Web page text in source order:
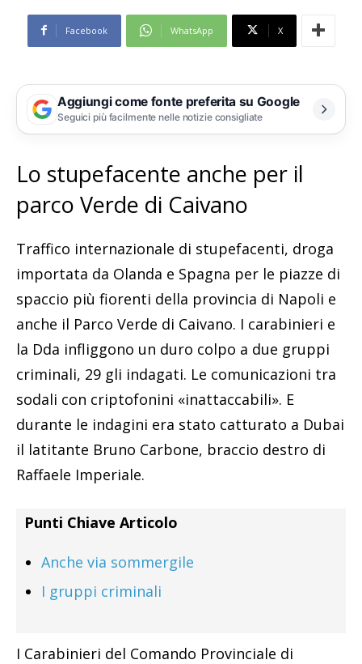
Facebook WhatsApp X
Aggiungi come fonte preferita su Google
Seguici più facilmente nelle notizie consigliate
Lo stupefacente anche per il
parco Verde di Caivano
Traffico internazionale di stupefacenti, droga
importata da Olanda e Spagna per le piazze di
spaccio più fiorenti della provincia di Napoli e
anche il Parco Verde di Caivano. I carabinieri e
la Dda infliggono un duro colpo a due gruppi
criminali, 29 gli indagati. Le comunicazioni tra
sodali con criptofonini «inattaccabili». E
durante le indagini era stato catturato a Dubai
il latitante Bruno Carbone, braccio destro di
Raffaele Imperiale.
Punti Chiave Articolo
Anche via sommergile
I gruppi criminali
I Carabinieri del Comando Provinciale di